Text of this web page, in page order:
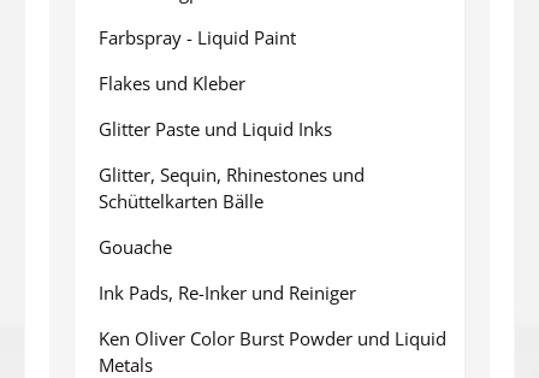
Farbspray - Liquid Paint
Flakes und Kleber
Glitter Paste und Liquid Inks
Glitter, Sequin, Rhinestones und
Schüttelkarten Bälle
Gouache
Ink Pads, Re-Inker und Reiniger
Ken Oliver Color Burst Powder und Liquid
Metals